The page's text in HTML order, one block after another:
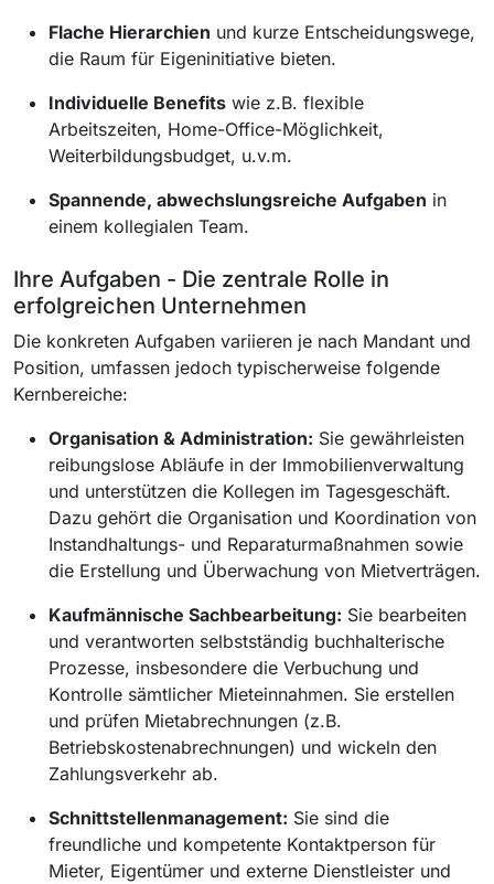
Flache Hierarchien und kurze Entscheidungswege,
die Raum für Eigeninitiative bieten.
Individuelle Benefits wie z.B. flexible
Arbeitszeiten, Home-Office-Möglichkeit,
Weiterbildungsbudget, u.v.m.
Spannende, abwechslungsreiche Aufgaben in
einem kollegialen Team.
Ihre Aufgaben - Die zentrale Rolle in
erfolgreichen Unternehmen
Die konkreten Aufgaben variieren je nach Mandant und
Position, umfassen jedoch typischerweise folgende
Kernbereiche:
Organisation & Administration: Sie gewährleisten
reibungslose Abläufe in der Immobilienverwaltung
und unterstützen die Kollegen im Tagesgeschäft.
Dazu gehört die Organisation und Koordination von
Instandhaltungs- und Reparaturmaßnahmen sowie
die Erstellung und Überwachung von Mietverträgen.
Kaufmännische Sachbearbeitung: Sie bearbeiten
und verantworten selbstständig buchhalterische
Prozesse, insbesondere die Verbuchung und
Kontrolle sämtlicher Mieteinnahmen. Sie erstellen
und prüfen Mietabrechnungen (z.B.
Betriebskostenabrechnungen) und wickeln den
Zahlungsverkehr ab.
Schnittstellenmanagement: Sie sind die
freundliche und kompetente Kontaktperson für
Mieter, Eigentümer und externe Dienstleister und